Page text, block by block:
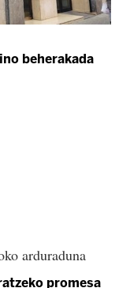
beherakada
arduraduna
promesa